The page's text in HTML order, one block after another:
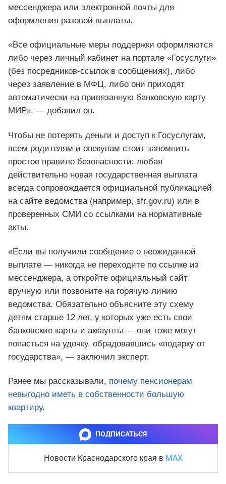
мессенджера или электронной почты для
оформления разовой выплаты.
«Все официальные меры поддержки оформляются
либо через личный кабинет на портале «Госуслуги»
(без посредников-ссылок в сообщениях), либо
через заявление в МФЦ, либо они приходят
автоматически на привязанную банковскую карту
МИР», — добавил он.
Чтобы не потерять деньги и доступ к Госуслугам,
всем родителям и опекунам стоит запомнить
простое правило безопасности: любая
действительно новая государственная выплата
всегда сопровождается официальной публикацией
на сайте ведомства (например, sfr.gov.ru) или в
проверенных СМИ со ссылками на нормативные
акты.
«Если вы получили сообщение о неожиданной
выплате — никогда не переходите по ссылке из
мессенджера, а откройте официальный сайт
вручную или позвоните на горячую линию
ведомства. Обязательно объясните эту схему
детям старше 12 лет, у которых уже есть свои
банковские карты и аккаунты — они тоже могут
попасться на удочку, обрадовавшись «подарку от
государства», — заключил эксперт.
Ранее мы рассказывали, почему пенсионерам
невыгодно иметь в собственности большую
квартиру.
ПОДПИСАТЬСЯ
Новости Краснодарского края в MAX